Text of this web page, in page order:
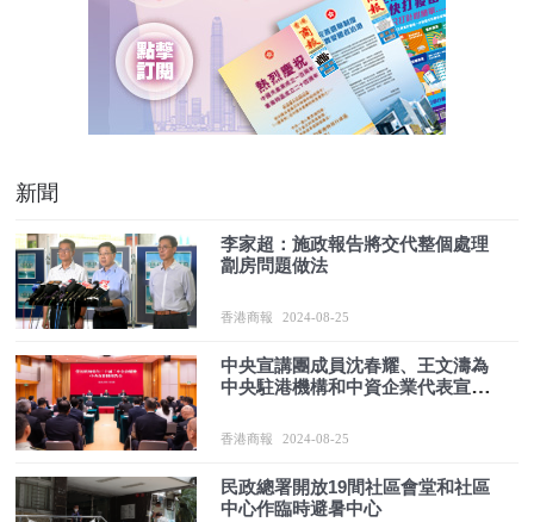
新聞
李家超：施政報告將交代整個處理
劏房問題做法
香港商報 2024-08-25
中央宣講團成員沈春耀、王文濤為
中央駐港機構和中資企業代表宣講
香港商報 2024-08-25
民政總署開放19間社區會堂和社區
中心作臨時避暑中心